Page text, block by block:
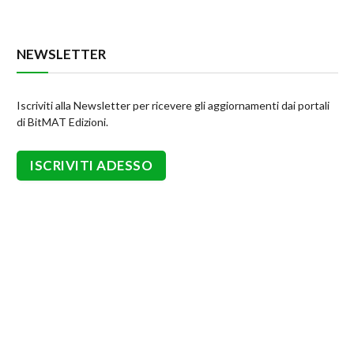
NEWSLETTER
Iscriviti alla Newsletter per ricevere gli aggiornamenti dai portali
di BitMAT Edizioni.